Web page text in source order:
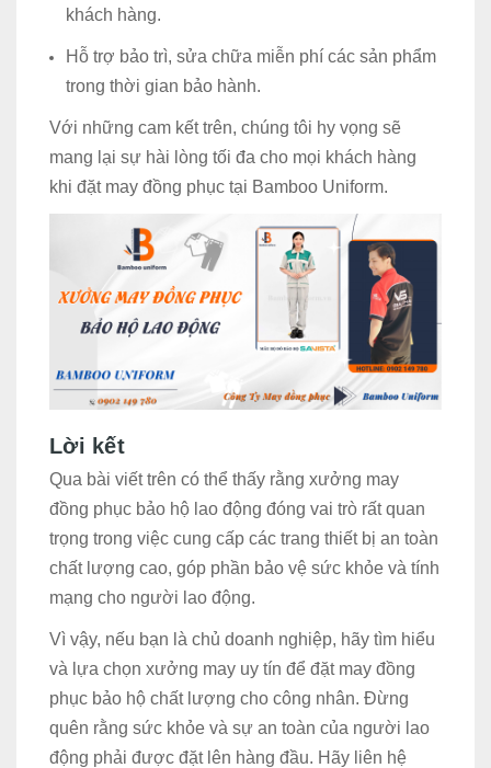
khách hàng.
Hỗ trợ bảo trì, sửa chữa miễn phí các sản phẩm
trong thời gian bảo hành.
Với những cam kết trên, chúng tôi hy vọng sẽ
mang lại sự hài lòng tối đa cho mọi khách hàng
khi đặt may đồng phục tại Bamboo Uniform.
Lời kết
Qua bài viết trên có thể thấy rằng xưởng may
đồng phục bảo hộ lao động đóng vai trò rất quan
trọng trong việc cung cấp các trang thiết bị an toàn
chất lượng cao, góp phần bảo vệ sức khỏe và tính
mạng cho người lao động.
Vì vậy, nếu bạn là chủ doanh nghiệp, hãy tìm hiểu
và lựa chọn xưởng may uy tín để đặt may đồng
phục bảo hộ chất lượng cho công nhân. Đừng
quên rằng sức khỏe và sự an toàn của người lao
động phải được đặt lên hàng đầu. Hãy liên hệ